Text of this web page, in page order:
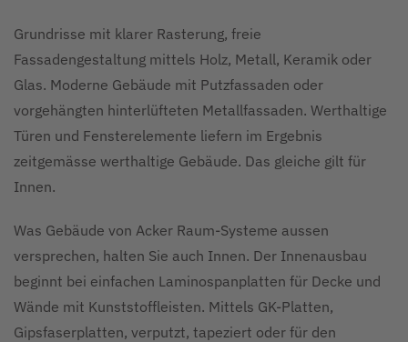
Grundrisse mit klarer Rasterung, freie
Fassadengestaltung mittels Holz, Metall, Keramik oder
Glas. Moderne Gebäude mit Putzfassaden oder
vorgehängten hinterlüfteten Metallfassaden. Werthaltige
Türen und Fensterelemente liefern im Ergebnis
zeitgemässe werthaltige Gebäude. Das gleiche gilt für
Innen.
Was Gebäude von Acker Raum-Systeme aussen
versprechen, halten Sie auch Innen. Der Innenausbau
beginnt bei einfachen Laminospanplatten für Decke und
Wände mit Kunststoffleisten. Mittels GK-Platten,
Gipsfaserplatten, verputzt, tapeziert oder für den